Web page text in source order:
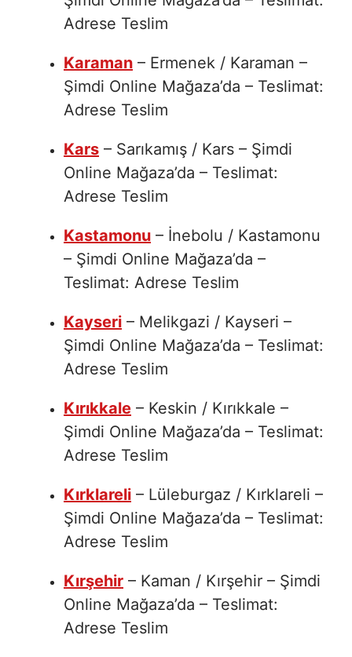
Adrese Teslim
Karaman – Ermenek / Karaman –
Şimdi Online Mağaza’da – Teslimat:
Adrese Teslim
Kars – Sarıkamış / Kars – Şimdi
Online Mağaza’da – Teslimat:
Adrese Teslim
Kastamonu – İnebolu / Kastamonu
– Şimdi Online Mağaza’da –
Teslimat: Adrese Teslim
Kayseri – Melikgazi / Kayseri –
Şimdi Online Mağaza’da – Teslimat:
Adrese Teslim
Kırıkkale – Keskin / Kırıkkale –
Şimdi Online Mağaza’da – Teslimat:
Adrese Teslim
Kırklareli – Lüleburgaz / Kırklareli –
Şimdi Online Mağaza’da – Teslimat:
Adrese Teslim
Kırşehir – Kaman / Kırşehir – Şimdi
Online Mağaza’da – Teslimat:
Adrese Teslim